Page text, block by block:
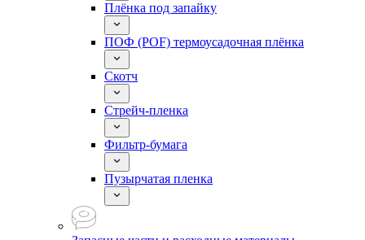
Плёнка под запайку
ПОФ (POF) термоусадочная плёнка
Скотч
Стрейч-пленка
Фильтр-бумага
Пузырчатая пленка